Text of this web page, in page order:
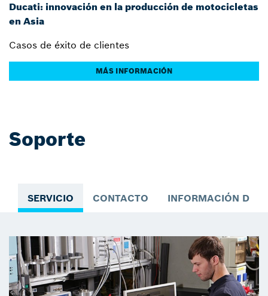
Ducati: innovación en la producción de motocicletas
en Asia
Casos de éxito de clientes
MÁS INFORMACIÓN
Soporte
SERVICIO CONTACTO INFORMACIÓN DEL